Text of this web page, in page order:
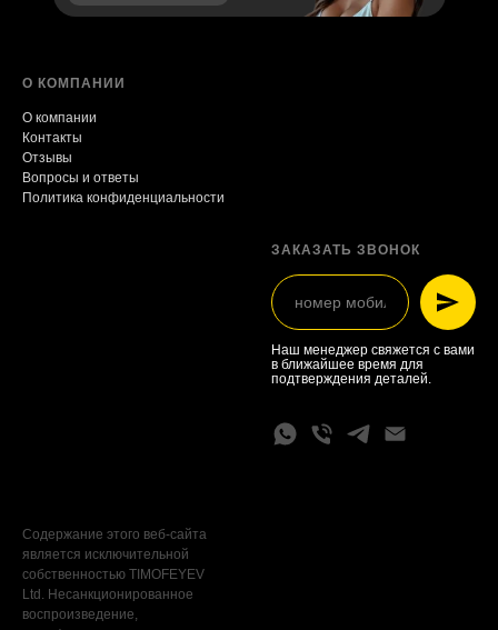
О КОМПАНИИ
О компании
Контакты
Отзывы
Вопросы и ответы
Политика конфиденциальности
ЗАКАЗАТЬ ЗВОНОК
Наш менеджер свяжется с вами
в ближайшее время для
подтверждения деталей.
Содержание этого веб-сайта
является исключительной
собственностью TIMOFEYEV
Ltd. Несанкционированное
воспроизведение,